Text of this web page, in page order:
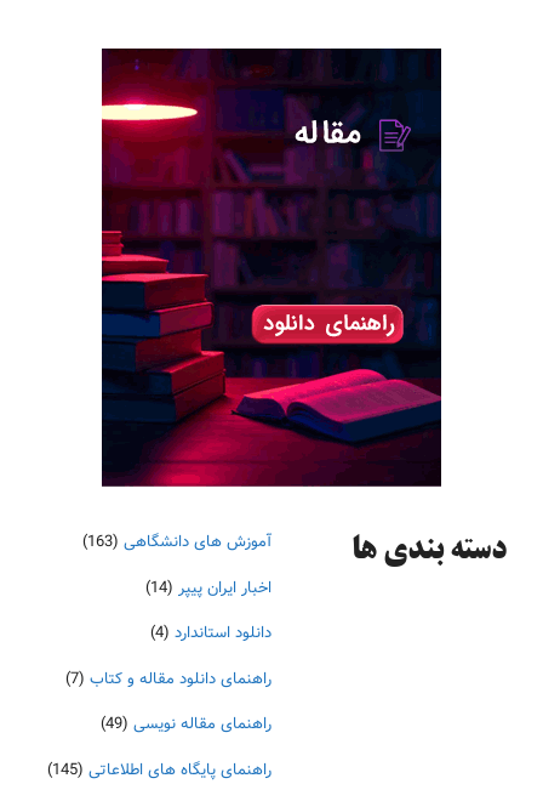
دسته‌ بندی ها آموزش های دانشگاهی (163)
اخبار ایران پیپر (14)
دانلود استاندارد (4)
راهنمای دانلود مقاله و کتاب (7)
راهنمای مقاله نویسی (49)
راهنمای پایگاه های اطلاعاتی (145)